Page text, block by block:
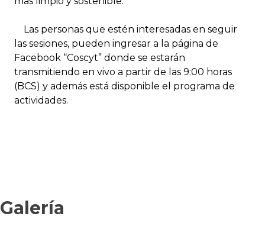
Las personas que estén interesadas en seguir
las sesiones, pueden ingresar a la página de
Facebook “Coscyt” donde se estarán
transmitiendo en vivo a partir de las 9:00 horas
(BCS) y además está disponible el programa de
actividades.
Galería